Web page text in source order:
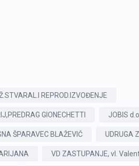
REPROD.IZVOĐENJE
GIONECHETTI JOBIS
ŠPARAVEC BLAŽEVIĆ UDRUGA
VD ZASTUPANJE, vl.